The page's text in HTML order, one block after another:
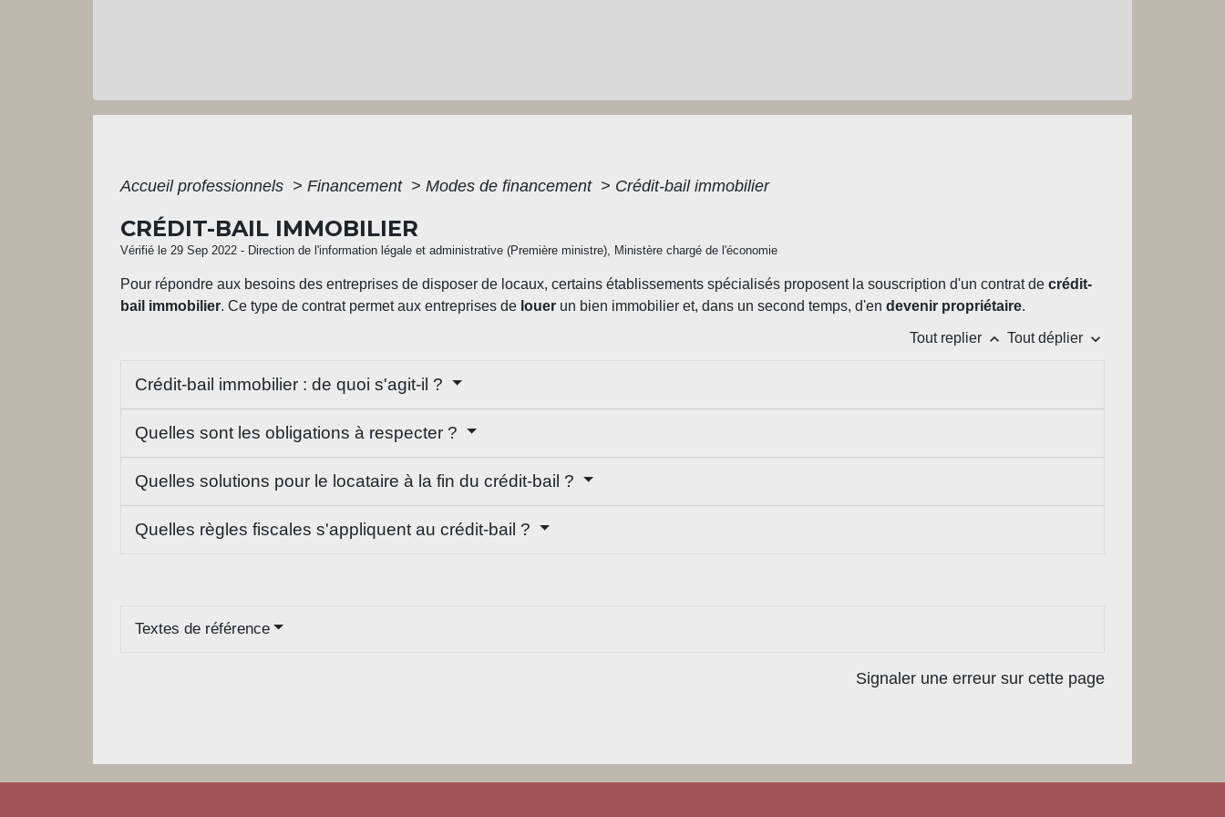
Accueil professionnels > Financement > Modes de financement > Crédit-bail immobilier
CRÉDIT-BAIL IMMOBILIER
Vérifié le 29 Sep 2022 - Direction de l'information légale et administrative (Première ministre), Ministère chargé de l'économie
Pour répondre aux besoins des entreprises de disposer de locaux, certains établissements spécialisés proposent la souscription d'un contrat de crédit-
bail immobilier. Ce type de contrat permet aux entreprises de louer un bien immobilier et, dans un second temps, d'en devenir propriétaire.
Tout replier keyboard_arrow_up Tout déplier keyboard_arrow_down
Crédit-bail immobilier : de quoi s'agit-il ?
Quelles sont les obligations à respecter ?
Quelles solutions pour le locataire à la fin du crédit-bail ?
Quelles règles fiscales s'appliquent au crédit-bail ?
Textes de référence
Signaler une erreur sur cette page